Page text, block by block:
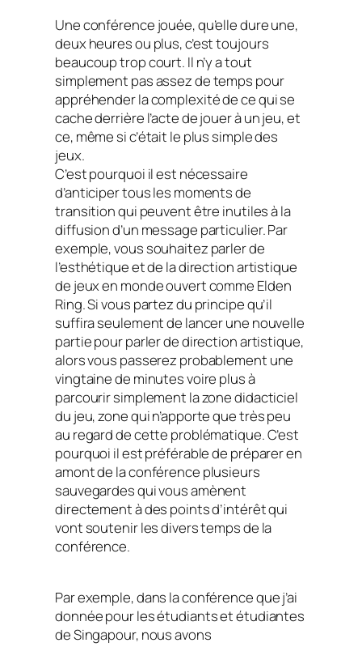
Une conférence jouée, qu’elle dure une,
deux heures ou plus, c’est toujours
beaucoup trop court. Il n’y a tout
simplement pas assez de temps pour
appréhender la complexité de ce qui se
cache derrière l’acte de jouer à un jeu, et
ce, même si c’était le plus simple des
jeux.
C’est pourquoi il est nécessaire
d’anticiper tous les moments de
transition qui peuvent être inutiles à la
diffusion d’un message particulier. Par
exemple, vous souhaitez parler de
l’esthétique et de la direction artistique
de jeux en monde ouvert comme Elden
Ring. Si vous partez du principe qu’il
suffira seulement de lancer une nouvelle
partie pour parler de direction artistique,
alors vous passerez probablement une
vingtaine de minutes voire plus à
parcourir simplement la zone didacticiel
du jeu, zone qui n’apporte que très peu
au regard de cette problématique. C’est
pourquoi il est préférable de préparer en
amont de la conférence plusieurs
sauvegardes qui vous amènent
directement à des points d’intérêt qui
vont soutenir les divers temps de la
conférence.
Par exemple, dans la conférence que j’ai
donnée pour les étudiants et étudiantes
de Singapour, nous avons